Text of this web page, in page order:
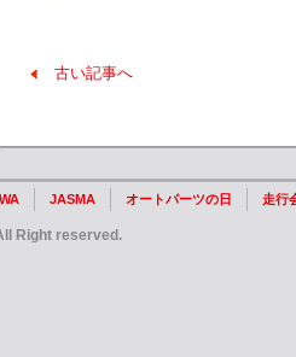
古い記事へ
JASMA オートパーツの日 走行
Right reserved.